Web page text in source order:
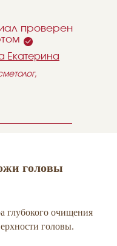
проверен
Екатерина
головы
очищения
головы.